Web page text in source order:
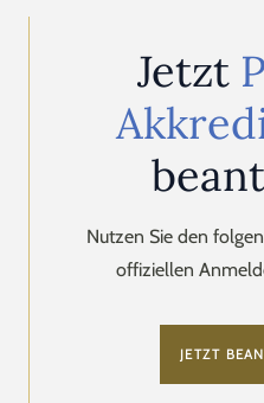
Jetzt
Nutzen Sie den
offiziellen
JETZT